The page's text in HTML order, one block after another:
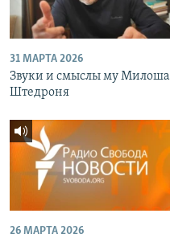
31 МАРТА 2026
Звуки и смыслы му Милоша
Штедроня
26 МАРТА 2026